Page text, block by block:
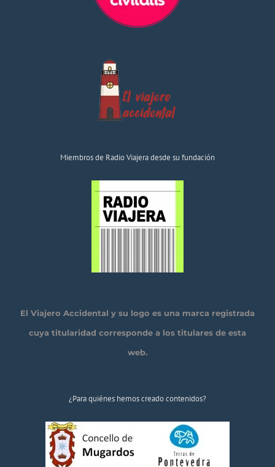
Miembros de Radio Viajera desde su fundación
El Viajero Accidental y su logo es una marca registrada
cuya titularidad corresponde a los titulares de esta
web.
¿Para quiénes hemos creado contenidos?